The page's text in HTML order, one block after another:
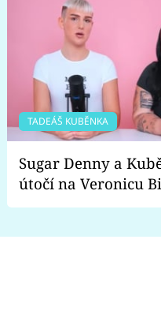
TADEÁŠ KUBĚNKA
Sugar Denny a
útočí na Veronicu
Proč je podle nich